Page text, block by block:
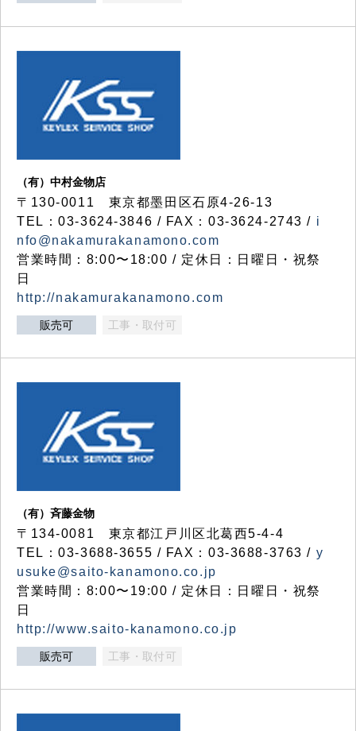
（有）中村金物店
〒130-0011 東京都墨田区石原4-26-13
TEL：03-3624-3846 / FAX：03-3624-2743 / i
nfo@nakamurakanamono.com
営業時間：8:00〜18:00 / 定休日：日曜日・祝祭
日
http://nakamurakanamono.com
販売可 工事・取付可
（有）斉藤金物
〒134-0081 東京都江戸川区北葛西5-4-4
TEL：03-3688-3655 / FAX：03-3688-3763 / y
usuke@saito-kanamono.co.jp
営業時間：8:00〜19:00 / 定休日：日曜日・祝祭
日
http://www.saito-kanamono.co.jp
販売可 工事・取付可